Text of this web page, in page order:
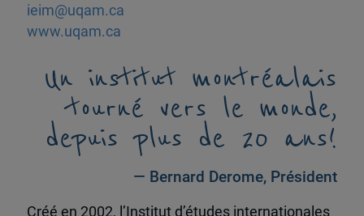
ieim@uqam.ca
www.uqam.ca
Un institut montréalais
tourné vers le monde,
depuis plus de 20 ans!
— Bernard Derome, Président
Créé en 2002, l’Institut d’études internationales